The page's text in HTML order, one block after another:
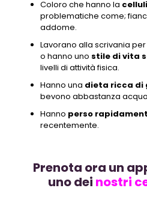
Coloro che hanno la
problematiche come;
addome.
Lavorano alla scrivania
o hanno uno stile di vita
livelli di attività fisica.
Hanno una dieta ricca di
bevono abbastanza
Hanno perso
recentemente.
Prenota ora un
uno dei nostri